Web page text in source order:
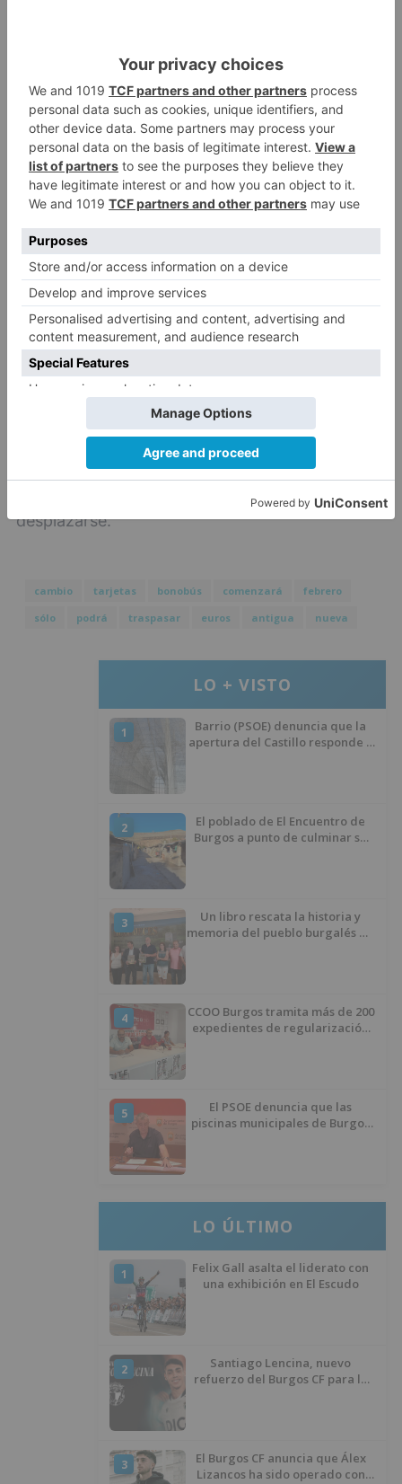
Circular, espera que esté en funcionamiento
para el próximo curso.
Moreno ha indicado que el nuevo mapa se está
adaptando a las necesidades de la gente y está
respondiendo a sus expectativas, al tiempo que
ha animado a los ciudadanos a utilizar el
transporte urbano que es un medio seguro para
desplazarse.
cambio tarjetas bonobús comenzará
febrero
sólo
podrá traspasar euros antigua nueva
LO + VISTO
1
Barrio (PSOE) denuncia que la
apertura del Castillo responde a
2
El poblado de El Encuentro de
Burgos a punto de culminar su
3
Un libro rescata la historia y
memoria del pueblo burgalés de
4
CCOO Burgos tramita más de 200
expedientes de regularización
5
El PSOE denuncia que las
piscinas municipales de Burgos
LO ÚLTIMO
1
Felix Gall asalta el liderato con
una exhibición en El Escudo
2
Santiago Lencina, nuevo
refuerzo del Burgos CF para la
3
El Burgos CF anuncia que Álex
Lizancos ha sido operado con